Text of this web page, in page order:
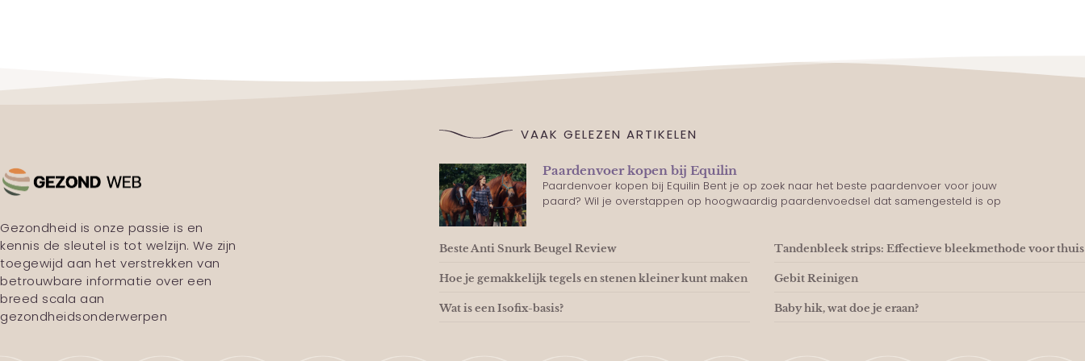
Gezondheid is onze passie is en
kennis de sleutel is tot welzijn. We zijn
toegewijd aan het verstrekken van
betrouwbare informatie over een
breed scala aan
gezondheidsonderwerpen
VAAK GELEZEN ARTIKELEN
Paardenvoer kopen bij Equilin
Paardenvoer kopen bij Equilin Bent je op zoek naar het beste paardenvoer voor jouw
paard? Wil je overstappen op hoogwaardig paardenvoedsel dat samengesteld is op
Beste Anti Snurk Beugel Review Tandenbleek strips: Effectieve bleekmethode voor thuis
Hoe je gemakkelijk tegels en stenen kleiner kunt maken Gebit Reinigen
Wat is een Isofix-basis? Baby hik, wat doe je eraan?